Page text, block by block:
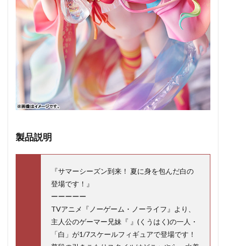
製品説明
『サマーシーズン到来！ 夏に身を包んだ白の
登場です！』
ーーーーー
TVアニメ『ノーゲーム・ノーライフ』より、
主人公のゲーマー兄妹『 』(くうはく)の一人・
「白」が1/7スケールフィギュアで登場です！